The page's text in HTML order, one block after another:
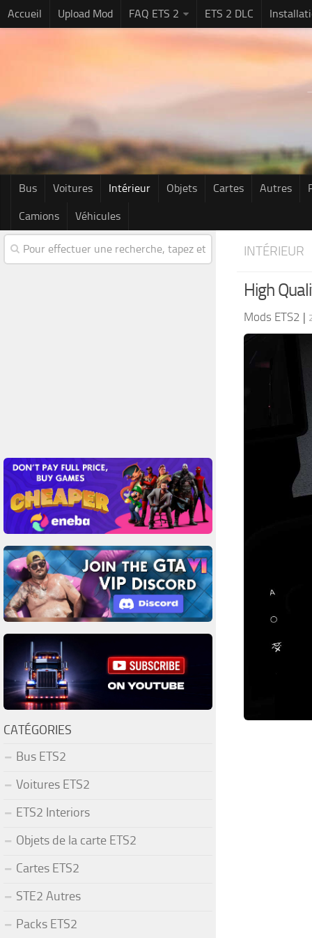
Accueil Upload Mod FAQ ETS 2 ETS 2 DLC
Bus Voitures Intérieur Objets Cartes Autres
Camions Véhicules
INTÉRIEUR
High
Mods ETS2 |
CATÉGORIES
Bus ETS2
Voitures ETS2
ETS2 Interiors
Objets de la carte ETS2
Cartes ETS2
STE2 Autres
Packs ETS2